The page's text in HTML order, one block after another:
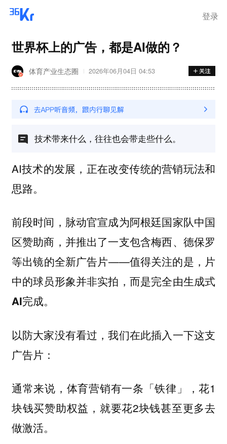
登录
世界杯上的广告，都是AI做的？
体育产业生态圈 2026年06月04日 04:53
技术带来什么，往往也会带走些什么。
AI技术的发展，正在改变传统的营销玩法和
思路。
前段时间，脉动官宣成为阿根廷国家队中国
区赞助商，并推出了一支包含梅西、德保罗
等出镜的全新广告片——值得关注的是，片
中的球员形象并非实拍，而是完全由生成式
AI完成。
以防大家没有看过，我们在此插入一下这支
广告片：
通常来说，体育营销有一条「铁律」，花1
块钱买赞助权益，就要花2块钱甚至更多去
做激活。